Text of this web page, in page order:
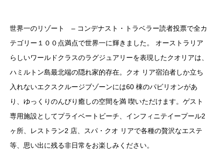
世界一のリゾート – コンデナスト・トラベラー読者投票で全カ
テゴリー１００点満点で世界一に輝きました。 オーストラリア
らしいワールドクラスのラグジュアリーを表現したクオリアは、
ハミルトン島最北端の隠れ家的存在。クオ リア宿泊者しか立ち
入れないエクスクルージブゾーンには60 棟のパビリオンがあ
り、ゆっくりのんびり癒しの空間を満 喫いただけます。ゲスト
専用施設としてプライベートビーチ、インフィニテイープール2
ヶ所、レストラン2 店、スパ・クオ リアで各種の贅沢なエステ
等、思い出に残る非日常をお楽しみください。